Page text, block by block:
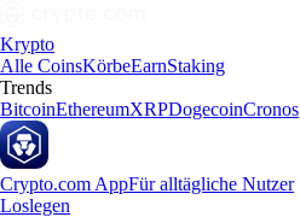
Krypto
Alle CoinsKörbeEarnStaking
Trends
BitcoinEthereumXRPDogecoinCronos
Crypto.com AppFür alltägliche Nutzer
Loslegen